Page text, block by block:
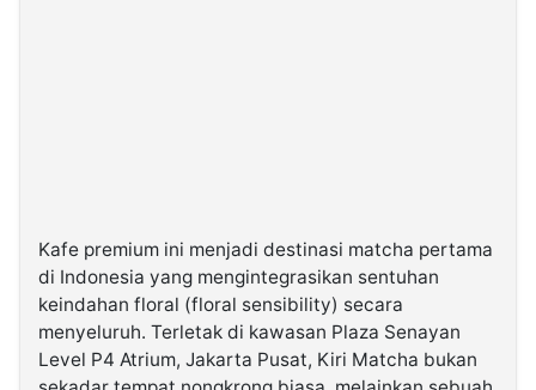
Kafe premium ini menjadi destinasi matcha pertama
di Indonesia yang mengintegrasikan sentuhan
keindahan floral (floral sensibility) secara
menyeluruh. Terletak di kawasan Plaza Senayan
Level P4 Atrium, Jakarta Pusat, Kiri Matcha bukan